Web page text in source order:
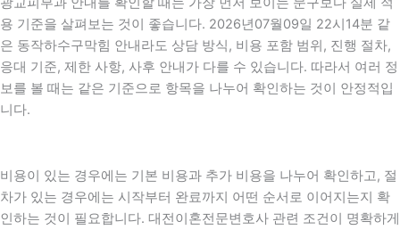
용 기준을 살펴보는 것이 좋습니다. 2026년07월09일 22시14분 같
은 동작하수구막힘 안내라도 상담 방식, 비용 포함 범위, 진행 절차,
응대 기준, 제한 사항, 사후 안내가 다를 수 있습니다. 따라서 여러 정
보를 볼 때는 같은 기준으로 항목을 나누어 확인하는 것이 안정적입
니다.
비용이 있는 경우에는 기본 비용과 추가 비용을 나누어 확인하고, 절
차가 있는 경우에는 시작부터 완료까지 어떤 순서로 이어지는지 확
인하는 것이 필요합니다. 대전이혼전문변호사 관련 조건이 명확하게